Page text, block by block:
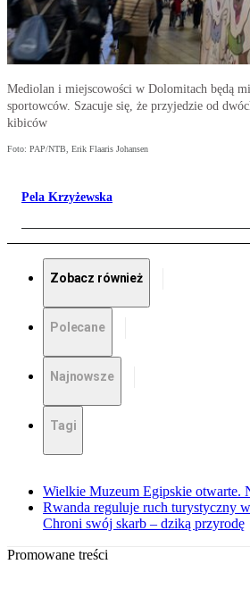
Mediolan i miejscowości w Dolomitach będą
sportowców. Szacuje się, że przyjedzie od
kibiców
Foto: PAP/NTB, Erik Flaaris Johansen
Pela Krzyżewska
Zobacz również
Polecane
Najnowsze
Tagi
Wielkie Muzeum Egipskie otwarte.
Rwanda reguluje ruch turystyczny
Chroni swój skarb – dziką przyrodę
Promowane treści